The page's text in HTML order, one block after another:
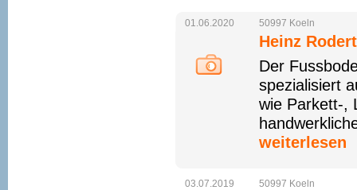
01.06.2020 50997 Koeln
Heinz
Der
spezialisiert
wie Parkett-,
weiterlesen
03.07.2019 50997 Koeln